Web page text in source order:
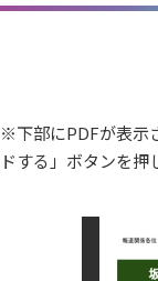
※下部にPDFが表示
ドする」ボタンを押